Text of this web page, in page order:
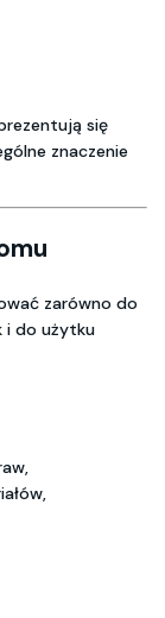
się
znaczenie
zarówno do
i do użytku